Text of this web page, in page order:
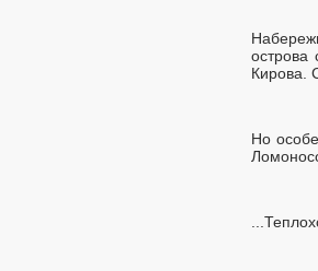
Кирова.
Но